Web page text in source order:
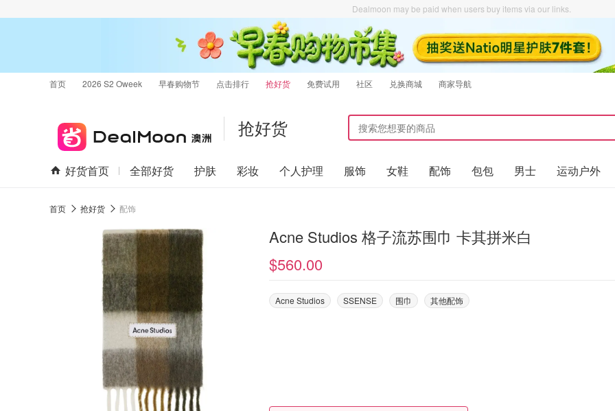
Dealmoon may be paid when users buy items via our links.
首页 2026 S2 Oweek 早春购物节 点击排行 抢好货 免费试用 社区 兑换商城 商家导航
抢好货
好货首页 全部好货 护肤 彩妆 个人护理 服饰 女鞋 配饰 包包 男士 运动户外
首页 抢好货 配饰
Acne Studios 格子流苏围巾 卡其拼米白
$560.00
Acne Studios SSENSE 围巾 其他配饰